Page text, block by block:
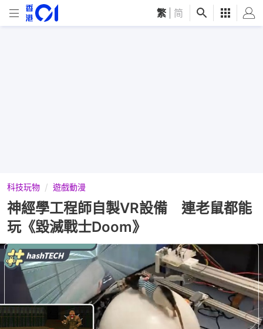
繁 简
科技玩物 遊戲動漫
神經學工程師自製VR設備 連老鼠都能
玩《毀滅戰士Doom》